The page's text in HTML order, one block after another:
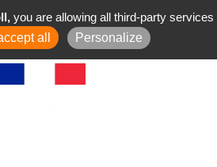
you are allowing all third-party services
all
Personalize